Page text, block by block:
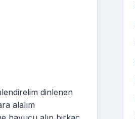
dinlenen
alalım